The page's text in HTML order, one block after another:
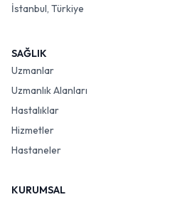
İstanbul, Türkiye
SAĞLIK
Uzmanlar
Uzmanlık Alanları
Hastalıklar
Hizmetler
Hastaneler
KURUMSAL